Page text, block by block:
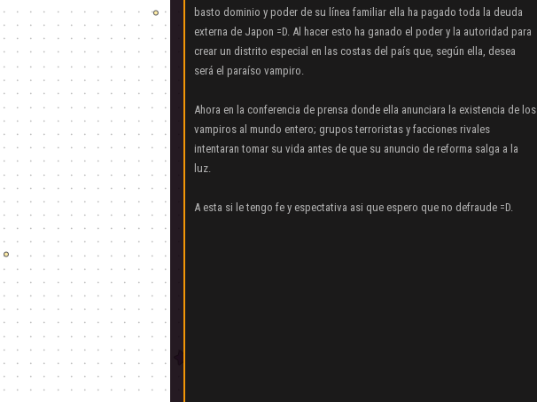
basto dominio y poder de su línea familiar ella ha pagado toda la deuda
externa de Japon =D. Al hacer esto ha ganado el poder y la autoridad para
crear un distrito especial en las costas del país que, según ella, desea
será el paraíso vampiro.
Ahora en la conferencia de prensa donde ella anunciara la existencia de los
vampiros al mundo entero; grupos terroristas y facciones rivales
intentaran tomar su vida antes de que su anuncio de reforma salga a la
luz.
A esta si le tengo fe y espectativa asi que espero que no defraude =D.